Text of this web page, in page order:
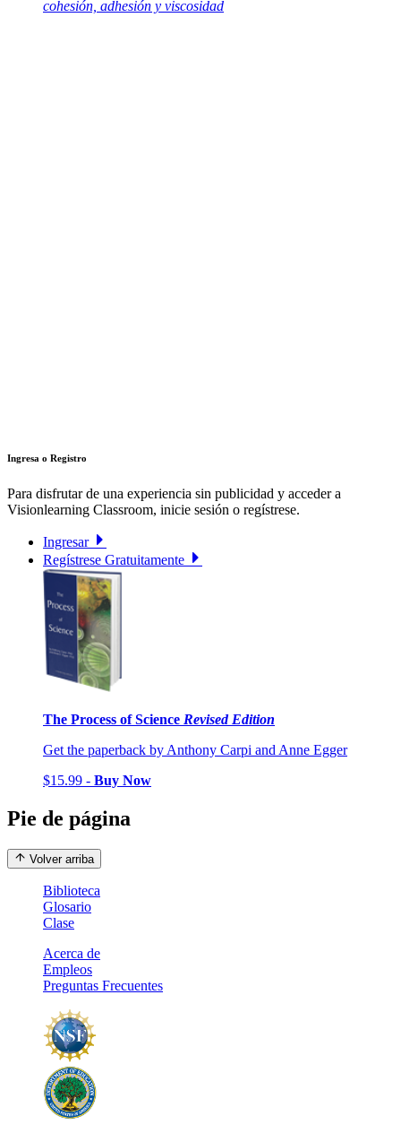
cohesión, adhesión y viscosidad
Ingresa o Registro
Para disfrutar de una experiencia sin publicidad y acceder a
Visionlearning Classroom, inicie sesión o regístrese.
Ingresar
Regístrese Gratuitamente
The Process of Science Revised Edition
Get the paperback by Anthony Carpi and Anne Egger
$15.99 - Buy Now
Pie de página
Volver arriba
Biblioteca
Glosario
Clase
Acerca de
Empleos
Preguntas Frecuentes